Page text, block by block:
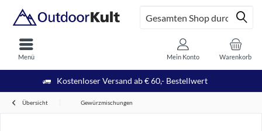
Kostenloser Versand ab € 60,- Bestellwert
Menü Warenkorb
Mein Konto
Übersicht Gewürzmischungen